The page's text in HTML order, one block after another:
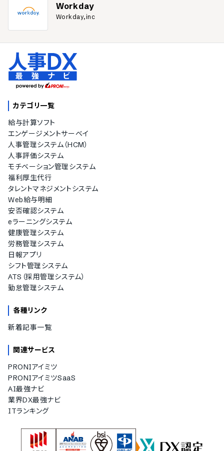
Workday
Workday,inc
カテゴリ一覧
給与計算ソフト
エンゲージメントサーベイ
人事管理システム（HCM）
人事評価システム
モチベーション管理システム
福利厚生代行
タレントマネジメントシステム
Web給与明細
安否確認システム
eラーニングシステム
健康管理システム
労務管理システム
日報アプリ
シフト管理システム
ATS（採用管理システム）
勤怠管理システム
各種リンク
新着記事一覧
関連サービス
PRONIアイミツ
PRONIアイミツSaaS
AI最強ナビ
業界DX最強ナビ
ITランキング